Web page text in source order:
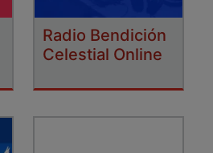
Radio Bendición
Celestial Online